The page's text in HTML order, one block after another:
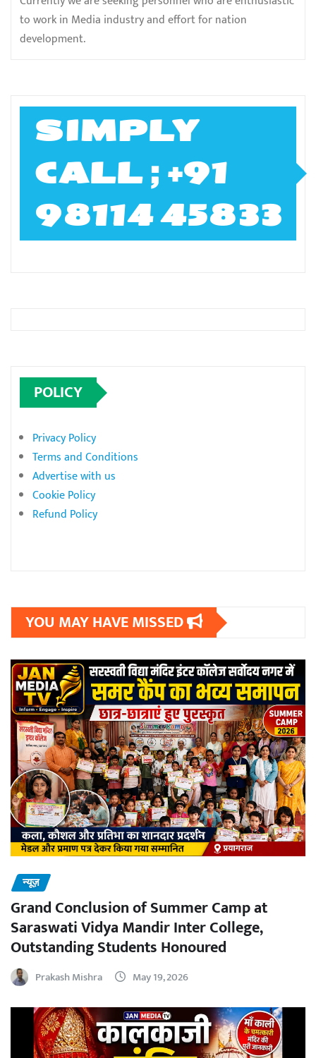
to work in Media industry and effort for nation
development.
SIMPLY
CALL ; +91
98114 45833
POLICY
Privacy Policy
Terms and Conditions
Advertise with us
Cookie Policy
Refund Policy
YOU MAY HAVE MISSED
न्यूज़
Grand Conclusion of Summer Camp at
Saraswati Vidya Mandir Inter College,
Outstanding Students Honoured
Prakash Mishra May 19, 2026